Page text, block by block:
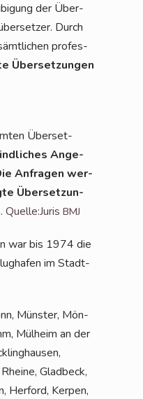
der Über­
Durch
pro­fes­
Über­set­zun­gen
Über­set­
Ange­
Anfra­gen wer­
Über­set­zun­
Quelle:Juris BMJ
war bis 1974 die
im Stadt­
Müns­ter, Mön­
Mül­heim an der
Glad­beck,
Her­ford, Ker­pen,